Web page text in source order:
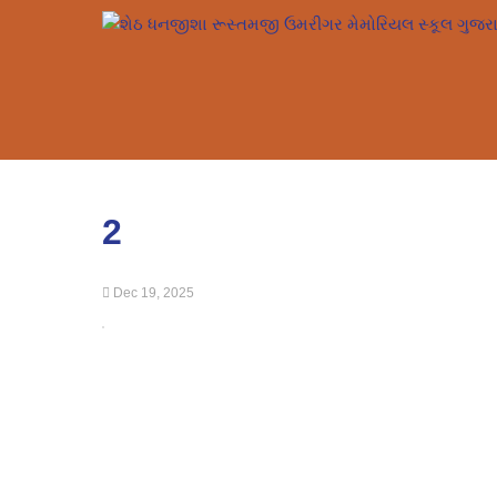
2
Dec 19, 2025